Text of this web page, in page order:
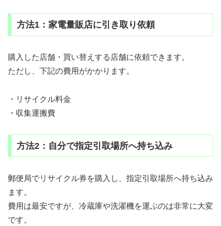
方法1：家電量販店に引き取り依頼
購入した店舗・買い替えする店舗に依頼できます。
ただし、下記の費用がかかります。
・リサイクル料金
・収集運搬費
方法2：自分で指定引取場所へ持ち込み
郵便局でリサイクル券を購入し、指定引取場所へ持ち込み
ます。
費用は最安ですが、冷蔵庫や洗濯機を運ぶのは非常に大変
です。